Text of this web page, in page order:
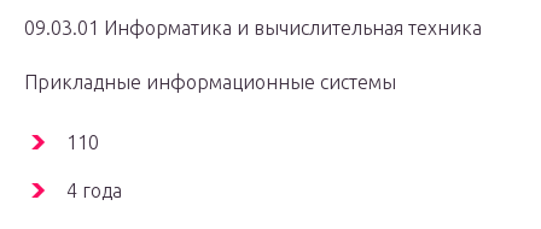
09.03.01 Информатика и вычислительная техника
Прикладные информационные системы
110
4 года